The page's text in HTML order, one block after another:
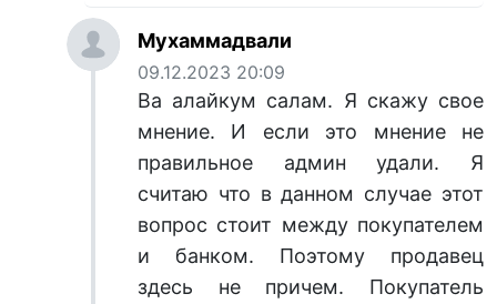
Мухаммадвали
09.12.2023 20:09
Ва алайкум салам. Я скажу свое
мнение. И если это мнение не
правильное админ удали. Я
считаю что в данном случае этот
вопрос стоит между покупателем
и банком. Поэтому продавец
здесь не причем. Покупатель